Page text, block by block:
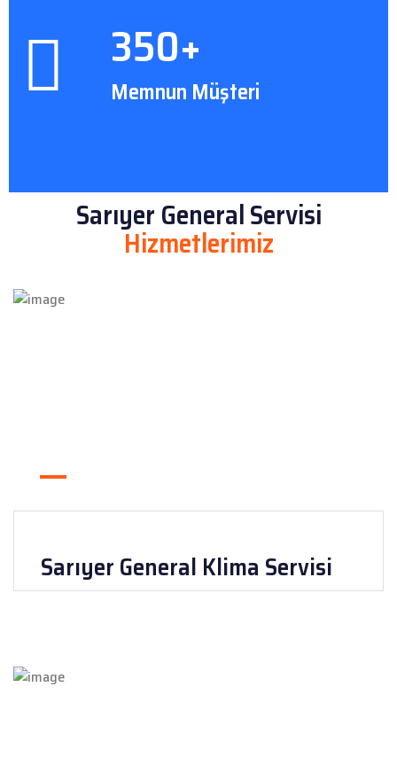
350+
Memnun Müşteri
Sarıyer General Servisi
Hizmetlerimiz
Sarıyer General Klima Servisi